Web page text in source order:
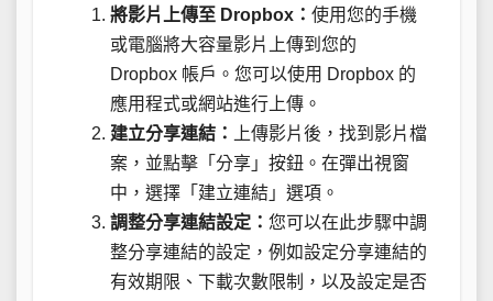
將影片上傳至 Dropbox： 使用您的手機
或電腦將大容量影片上傳到您的
Dropbox 帳戶。您可以使用 Dropbox 的
應用程式或網站進行上傳。
建立分享連結：
上傳影片後，找到影片檔
案，並點擊「分享」按鈕。在彈出視窗
中，選擇「建立連結」選項。
調整分享連結設定： 您可以在此步驟中調
整分享連結的設定，例如設定分享連結的
有效期限、下載次數限制，以及設定是否